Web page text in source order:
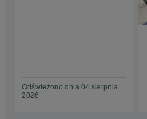
Odświeżono dnia 04 sierpnia
2026